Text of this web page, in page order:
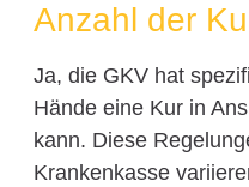
Anzahl der
Ja, die GKV hat
Hände eine Kur in
kann. Diese
Krankenkasse